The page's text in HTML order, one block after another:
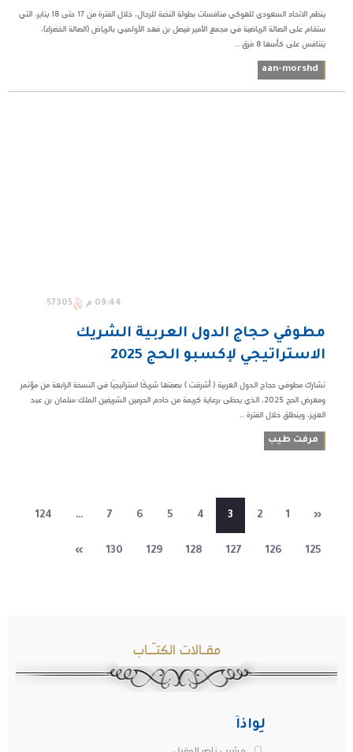
ينظم الاتحاد السعودي للهوكي منافسات بطولة النخبة للرجال، خلال الفترة من 17 حتى 18 يناير، التي
ستقام على الصالة الرياضية في مجمع الأمير فيصل بن فهد الأولمبي بالرياض (الصالة الخضراء)،
يتنافس على كأسها 8 فرق ...
aan-morshd
09:44 م 57305
مطوفي حجاج الدول العربية الشريك
الاستراتيجي لإكسبو الحج 2025
تشارك مطوفي حجاج الدول العربية ( أشرقت ) بصفتها شريكًا استراتيجيًا في النسخة الرابعة من مؤتمر
ومعرض الحج 2025، الذي يحظى برعاية كريمة من خادم الحرمين الشريفين الملك سلمان بن عبد
العزيز، وينطلق خلال الفترة ...
مرفت طيب
«
1
2
3
4
5
6
7
…
124
125
126
127
128
129
130
»
مقـالات الكتـّـاب
لِواذاً